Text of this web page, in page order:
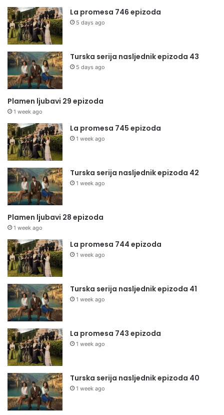
La promesa 746 epizoda
5 days ago
Turska serija nasljednik epizoda 43
5 days ago
Plamen ljubavi 29 epizoda
1 week ago
La promesa 745 epizoda
1 week ago
Turska serija nasljednik epizoda 42
1 week ago
Plamen ljubavi 28 epizoda
1 week ago
La promesa 744 epizoda
1 week ago
Turska serija nasljednik epizoda 41
1 week ago
La promesa 743 epizoda
1 week ago
Turska serija nasljednik epizoda 40
1 week ago